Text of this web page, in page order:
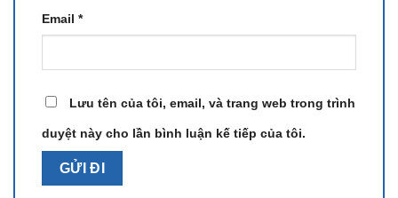
Email *
Lưu tên của tôi, email, và trang web trong trình
duyệt này cho lần bình luận kế tiếp của tôi.